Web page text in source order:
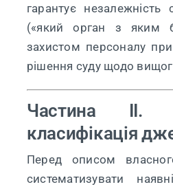
гарантує незалежність
(«який орган з яким
захистом персоналу
рішення суду щодо
Частина II.
класифікація
Перед описом
систематизувати